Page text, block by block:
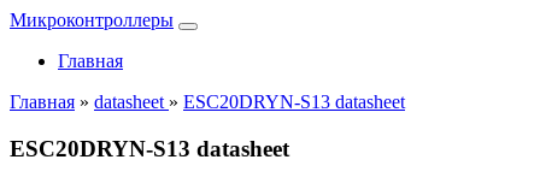
Микроконтроллеры
Главная
Главная » datasheet » ESC20DRYN-S13 datasheet
ESC20DRYN-S13 datasheet